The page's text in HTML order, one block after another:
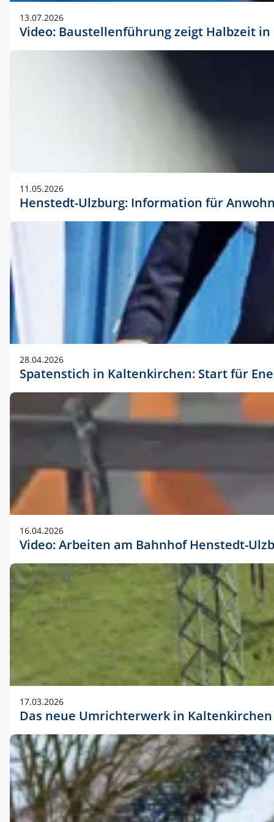
13.07.2026
Video: Baustellenführung zeigt Halbzeit
11.05.2026
Henstedt-Ulzburg: Information für
28.04.2026
Spatenstich in Kaltenkirchen: Start für
16.04.2026
Video: Arbeiten am Bahnhof Henstedt-
17.03.2026
Das neue Umrichterwerk in Kaltenkirchen